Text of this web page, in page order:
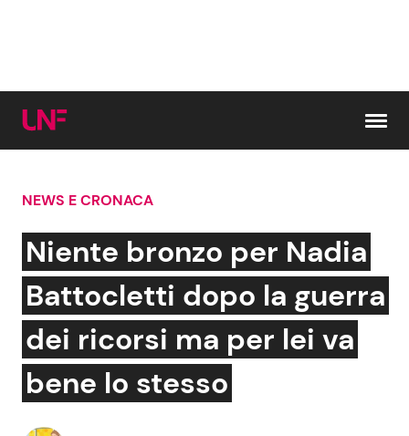
Cerca:
News e Cronaca
Attualità Italiana
Dal Mondo
Economia
Gossip e TV
Bellezze VIP
NEWS E CRONACA
Niente bronzo per Nadia
Battocletti dopo la guerra
dei ricorsi ma per lei va
bene lo stesso